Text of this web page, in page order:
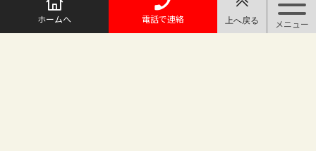
ホームへ 電話で連絡